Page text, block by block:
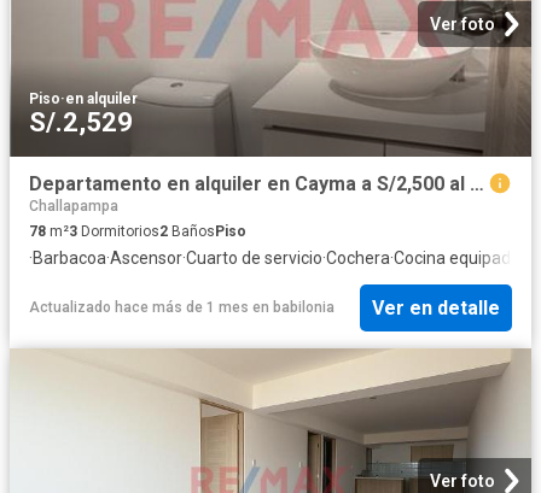
Ver foto
Piso·en alquiler
S/.2,529
Departamento en alquiler en Cayma a S/2,500 al mes
Challapampa
78 m²3 Dormitorios2 Baños Piso
·Barbacoa·Ascensor·Cuarto de servicio·Cochera·Cocina equipada
Actualizado hace más de 1 mes en babilonia Ver en detalle
Ver foto